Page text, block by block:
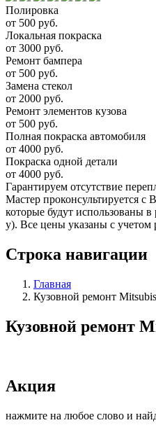
Полировка
от 500 руб.
Локальная покраска
от 3000 руб.
Ремонт бампера
от 500 руб.
Замена стекол
от 2000 руб.
Ремонт элементов кузова
от 500 руб.
Полная покраска автомобиля
от 4000 руб.
Покраска одной детали
от 4000 руб.
Гарантируем отсутствие
Мастер проконсультируется с
которые будут использованы
у). Все цены указаны с учетом
Строка навигации
Главная
Кузовной ремонт
Кузовной ремонт
Акция
нажмите на любое слово и